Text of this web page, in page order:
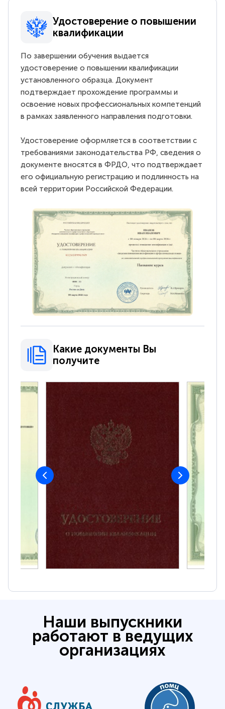
Удостоверение о повышении
квалификации
По завершении обучения выдается
удостоверение о повышении квалификации
установленного образца. Документ
подтверждает прохождение программы и
освоение новых профессиональных компетенций
в рамках заявленного направления подготовки.
Удостоверение оформляется в соответствии с
требованиями законодательства РФ, сведения о
документе вносятся в ФРДО, что подтверждает
его официальную регистрацию и подлинность на
всей территории Российской Федерации.
Какие документы Вы
получите
Наши выпускники
работают в ведущих
организациях